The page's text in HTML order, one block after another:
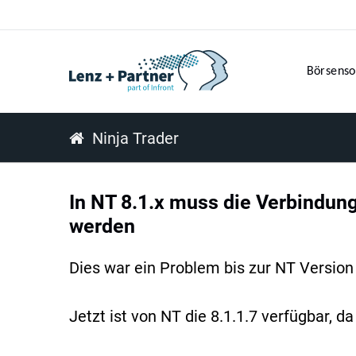
Ninja Trader
In NT 8.1.x muss die
werden
Dies war ein Problem bis zur NT
Jetzt ist von NT die 8.1.1.7 verfügbar,